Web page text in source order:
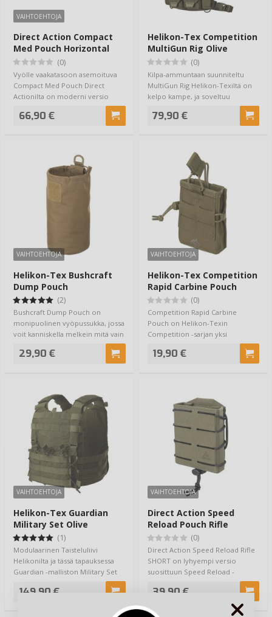
VAIHTOEHTOJA
Direct Action Compact
Med Pouch Horizontal
(0)
Vyölle vaakatasoon asemoituva
Compact Med Pouch Direct
Actionilta on moderni versio
66,90 €
Helikon-Tex Competition
MultiGun Rig Olive
(0)
Kilpa-ammuntaan suunniteltu
MultiGun Rig Helikon-Texiltä on
kelpo kampe, ja soveltuu
79,90 €
VAIHTOEHTOJA
Helikon-Tex Bushcraft
Dump Pouch
(2)
Bushcraft Dump Pouch on
monipuolinen vyöpussukka, jossa
voit kanniskella melkein mitä vain
29,90 €
VAIHTOEHTOJA
Helikon-Tex Competition
Rapid Carbine Pouch
(0)
Competition Rapid Carbine
Pouch on Helikon-Texin
Competition -sarjan yksi
19,90 €
VAIHTOEHTOJA
Helikon-Tex Guardian
Military Set Olive
(1)
Modulaarinen Taisteluliivi
Helikonilta ja tässä tapauksessa
Guardian -malliston Military Set
149,90 €
VAIHTOEHTOJA
Direct Action Speed
Reload Pouch Rifle
SHORT
(0)
Direct Action Speed Reload Rifle
SHORT on lyhyempi versio
suosittuun Speed Reload -
39,90 €